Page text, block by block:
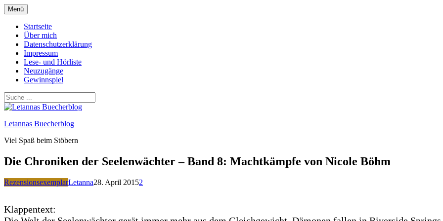
Zum
Inhalt
springen
Menü
Startseite
Über mich
Datenschutzerklärung
Impressum
Lese- und Hörliste
Neuzugänge
Gewinnspiel
Letannas Buecherblog
Viel Spaß beim Stöbern
Die Chroniken der Seelenwächter – Band 8: Machtkämpfe von Nicole Böhm
RezensionsexemplarLetanna28. April 20152
Klappentext: